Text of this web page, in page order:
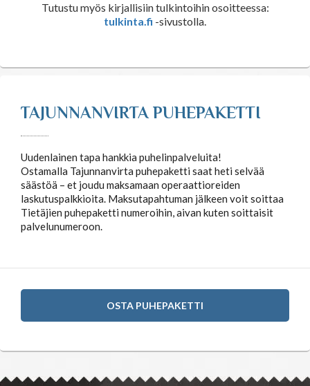
Unien tulkinta
Tutustu myös kirjallisiin tulkintoihin osoitteessa:
tulkinta.fi -sivustolla.
TAJUNNANVIRTA PUHEPAKETTI
Uudenlainen tapa hankkia puhelinpalveluita!
Ostamalla Tajunnanvirta puhepaketti saat heti selvää
säästöä – et joudu maksamaan operaattioreiden
laskutuspalkkioita. Maksutapahtuman jälkeen voit soittaa
Tietäjien puhepaketti numeroihin, aivan kuten soittaisit
palvelunumeroon.
OSTA PUHEPAKETTI